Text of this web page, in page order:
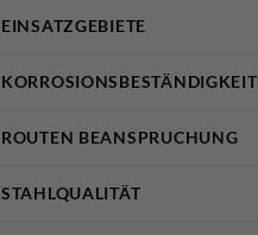
EINSATZGEBIETE
KORROSIONSBESTÄNDIGKEIT
ROUTEN BEANSPRUCHUNG
STAHLQUALITÄT